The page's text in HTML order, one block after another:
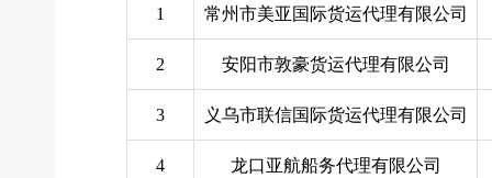
1 常州市美亚国际货运代理有限公司
2 安阳市敦豪货运代理有限公司
3 义乌市联信国际货运代理有限公司
4 龙口亚航船务代理有限公司